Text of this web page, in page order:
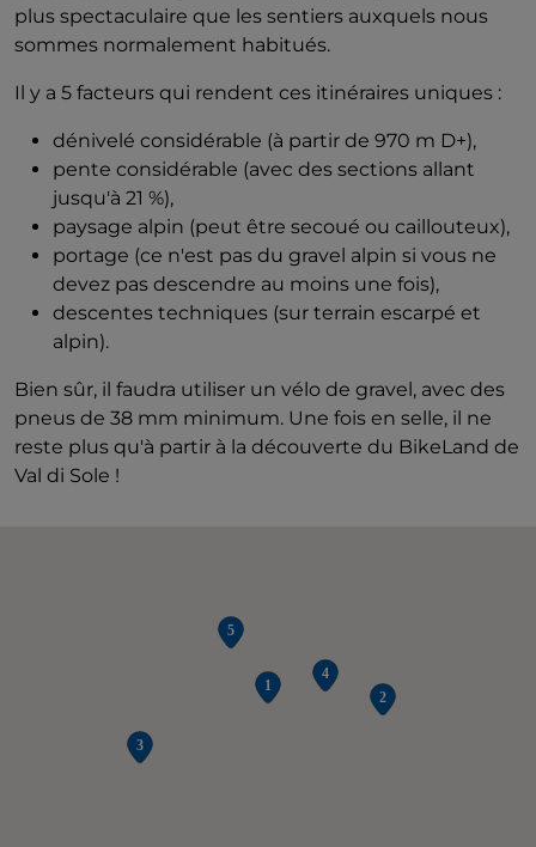
plus spectaculaire que les sentiers auxquels nous
sommes normalement habitués.
Il y a 5 facteurs qui rendent ces itinéraires uniques :
dénivelé considérable (à partir de 970 m D+),
pente considérable (avec des sections allant
jusqu'à 21 %),
paysage alpin (peut être secoué ou caillouteux),
portage (ce n'est pas du gravel alpin si vous ne
devez pas descendre au moins une fois),
descentes techniques (sur terrain escarpé et
alpin).
Bien sûr, il faudra utiliser un vélo de gravel, avec des
pneus de 38 mm minimum. Une fois en selle, il ne
reste plus qu'à partir à la découverte du BikeLand de
Val di Sole !